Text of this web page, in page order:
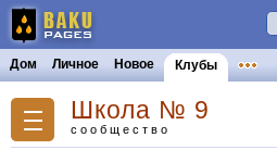
Дом Личное Новое Клубы
Школа № 9
сообщество